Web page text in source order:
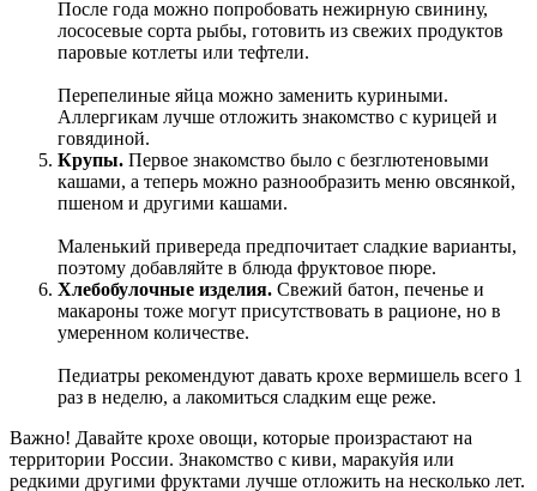
После года можно попробовать нежирную свинину,
лососевые сорта рыбы, готовить из свежих продуктов
паровые котлеты или тефтели.
Перепелиные яйца можно заменить куриными.
Аллергикам лучше отложить знакомство с курицей и
говядиной.
Крупы. Первое знакомство было с безглютеновыми
кашами, а теперь можно разнообразить меню овсянкой,
пшеном и другими кашами.
Маленький привереда предпочитает сладкие варианты,
поэтому добавляйте в блюда фруктовое пюре.
Хлебобулочные изделия. Свежий батон, печенье и
макароны тоже могут присутствовать в рационе, но в
умеренном количестве.
Педиатры рекомендуют давать крохе вермишель всего 1
раз в неделю, а лакомиться сладким еще реже.
Важно! Давайте крохе овощи, которые произрастают на
территории России. Знакомство с киви, маракуйя или
редкими другими фруктами лучше отложить на несколько лет.